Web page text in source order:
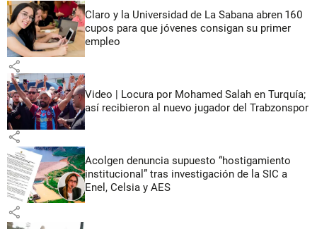
Claro y la Universidad de La Sabana abren 160
cupos para que jóvenes consigan su primer
empleo
share
Video | Locura por Mohamed Salah en Turquía;
así recibieron al nuevo jugador del Trabzonspor
share
Acolgen denuncia supuesto “hostigamiento
institucional” tras investigación de la SIC a
Enel, Celsia y AES
share